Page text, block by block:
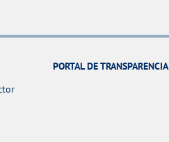
PORTAL DE TRANSPARENCIA